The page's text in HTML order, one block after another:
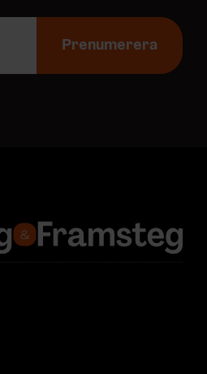
Prenumerera